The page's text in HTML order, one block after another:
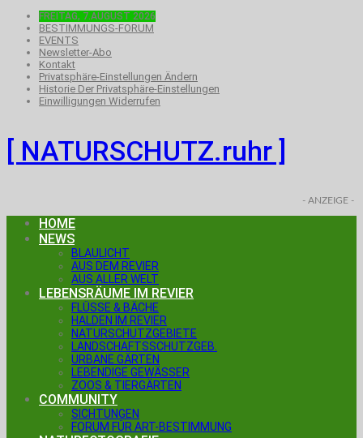
FREITAG, 7.AUGUST 2026
BESTIMMUNGS-FORUM
EVENTS
Newsletter-Abo
Kontakt
Privatsphäre-Einstellungen Ändern
Historie Der Privatsphäre-Einstellungen
Einwilligungen Widerrufen
[ NATURSCHUTZ.ruhr ]
- ANZEIGE -
HOME
NEWS
BLAULICHT
AUS DEM REVIER
AUS ALLER WELT
LEBENSRÄUME IM REVIER
FLÜSSE & BÄCHE
HALDEN IM REVIER
NATURSCHUTZGEBIETE
LANDSCHAFTSSCHUTZGEB.
URBANE GÄRTEN
LEBENDIGE GEWÄSSER
ZOOS & TIERGÄRTEN
COMMUNITY
SICHTUNGEN
FORUM FÜR ART-BESTIMMUNG